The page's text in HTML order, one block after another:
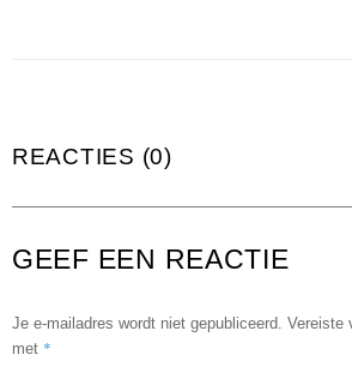
REACTIES (0)
GEEF EEN REACTIE
Je e-mailadres wordt niet gepubliceerd. Vereiste
met *